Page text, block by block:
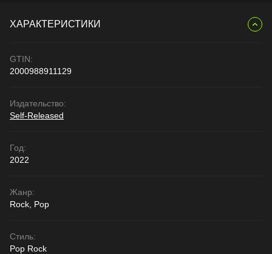
ХАРАКТЕРИСТИКИ
GTIN:
2000988911129
Издательство:
Self-Released
Год:
2022
Жанр:
Rock, Pop
Стиль:
Pop Rock